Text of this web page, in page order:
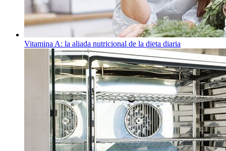
Vitamina A: la aliada nutricional de la dieta diaria